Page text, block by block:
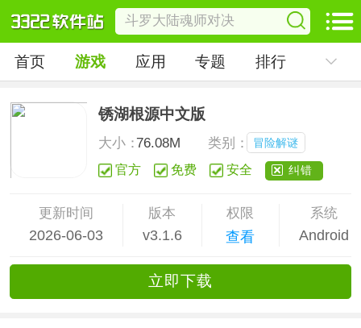
首页 游戏 应用 专题 排行
锈湖根源中文版
大小：76.08M 类别： 冒险解谜
官方 免费 安全 纠错
更新时间
2026-06-03
版本
v3.1.6
权限
查看
系统
Android
立即下载